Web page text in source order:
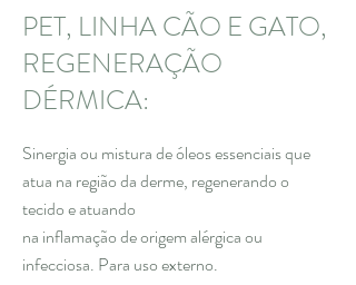
PET, LINHA CÃO E GATO,
REGENERAÇÃO
DÉRMICA:
Sinergia ou mistura de óleos essenciais que
atua na região da derme, regenerando o
tecido e atuando
na inflamação de origem alérgica ou
infecciosa. Para uso externo.